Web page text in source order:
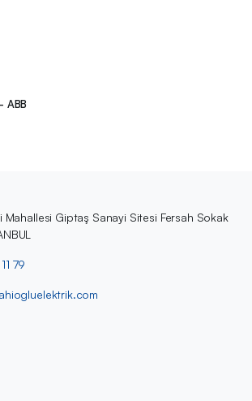
ABB
Mahallesi Giptaş Sanayi Sitesi Fersah Sokak
79